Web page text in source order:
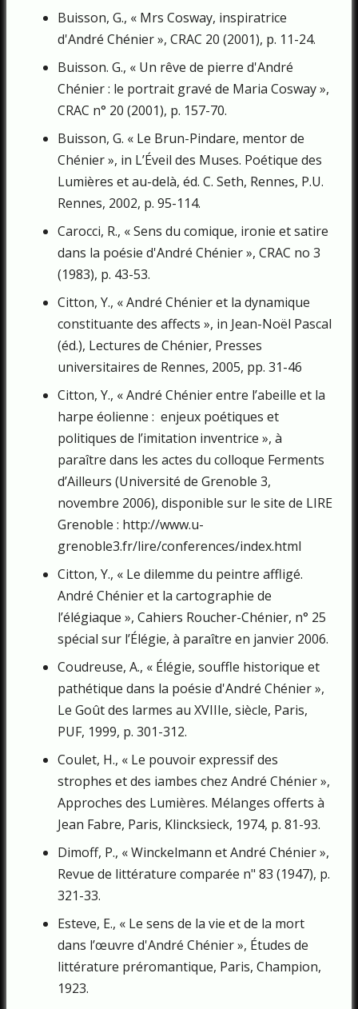
Buisson, G., « Mrs Cosway, inspiratrice
d'André Chénier », CRAC 20 (2001), p. 11-24.
Buisson. G., « Un rêve de pierre d'André
Chénier : le portrait gravé de Maria Cosway »,
CRAC n° 20 (2001), p. 157-70.
Buisson, G. « Le Brun-Pindare, mentor de
Chénier », in L’Éveil des Muses. Poétique des
Lumières et au-delà, éd. C. Seth, Rennes, P.U.
Rennes, 2002, p. 95-114.
Carocci, R., « Sens du comique, ironie et satire
dans la poésie d'André Ché­nier », CRAC no 3
(1983), p. 43-53.
Citton, Y., « André Chénier et la dynamique
constituante des affects », in Jean-Noël Pascal
(éd.), Lectures de Chénier, Presses
universitaires de Rennes, 2005, pp. 31-46
Citton, Y., « André Chénier entre l’abeille et la
harpe éolienne : enjeux poétiques et
politiques de l’imitation inventrice », à
paraître dans les actes du colloque Ferments
d’Ailleurs (Université de Grenoble 3,
novembre 2006), disponible sur le site de LIRE
Grenoble : http://www.u-
grenoble3.fr/lire/conferences/index.html
Citton, Y., « Le dilemme du peintre affligé.
André Chénier et la cartographie de
l’élégiaque », Cahiers Roucher-Chénier, n° 25
spécial sur l’Élégie, à paraître en janvier 2006.
Coudreuse, A., « Élégie, souffle historique et
pathétique dans la poésie d'André Chénier »,
Le Goût des larmes au XVIIIe, siècle, Paris,
PUF, 1999, p. 301-312.
Coulet, H., « Le pouvoir expressif des
strophes et des iambes chez André Chénier »,
Approches des Lumières. Mélanges offerts à
Jean Fabre, Paris, Klincksieck, 1974, p. 81-93.
Dimoff, P., « Winckelmann et André Chénier »,
Revue de littérature comparée n" 83 (1947), p.
321-33.
Esteve, E., « Le sens de la vie et de la mort
dans l’œuvre d'André Chénier », Études de
littérature préromantique, Paris, Champion,
1923.